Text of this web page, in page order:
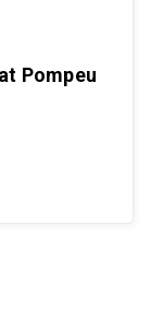
Pompeu